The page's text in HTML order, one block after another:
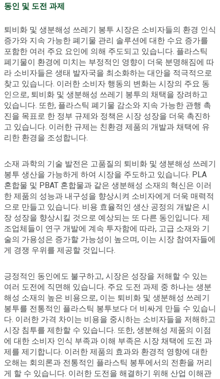
동인 및 도전 과제
퇴비화 및 생분해성 쓰레기 봉투 시장은 소비자들의 환경 인식
증가와 지속 가능한 폐기물 관리 솔루션에 대한 수요 증가를
포함한 여러 주요 요인에 의해 주도되고 있습니다. 플라스틱
폐기물이 환경에 미치는 부정적인 영향이 더욱 분명해짐에 따
라 소비자들은 생태 발자국을 최소화하는 대안을 적극적으로
찾고 있습니다. 이러한 소비자 행동의 변화는 시장의 주요 동
인으로, 퇴비화 및 생분해성 쓰레기 봉투의 채택을 장려하고
있습니다. 또한, 플라스틱 폐기물 감소와 지속 가능한 관행 촉
진을 목표로 한 정부 규제와 정책은 시장 성장을 더욱 촉진하
고 있습니다. 이러한 규제는 친환경 제품의 개발과 채택에 유
리한 환경을 조성합니다.
소재 과학의 기술 발전은 고품질의 퇴비화 및 생분해성 쓰레기
봉투 생산을 가능하게 하여 시장을 주도하고 있습니다. PLA
혼합물 및 PBAT 혼합물과 같은 생분해성 소재의 혁신은 이러
한 제품의 성능과 내구성을 향상시켜 소비자에게 더욱 매력적
으로 만들고 있습니다. 비용 효율적인 생산 공정의 개발은 시
장 성장을 향상시킬 것으로 예상되는 또 다른 동인입니다. 제
조업체들이 연구 개발에 계속 투자함에 따라, 고급 소재와 기
술의 가용성은 증가할 가능성이 높으며, 이는 시장 참여자들에
게 경쟁 우위를 제공할 것입니다.
긍정적인 동인에도 불구하고, 시장은 성장을 저해할 수 있는
여러 도전에 직면해 있습니다. 주요 도전 과제 중 하나는 생분
해성 소재의 높은 비용으로, 이는 퇴비화 및 생분해성 쓰레기
봉투를 전통적인 플라스틱 봉투보다 더 비싸게 만들 수 있습니
다. 이러한 가격 차이는 비용을 중시하는 소비자들을 저해하고
시장 침투를 제한할 수 있습니다. 또한, 생분해성 제품의 이점
에 대한 소비자 인식 부족과 이해 부족은 시장 채택에 도전 과
제를 제기합니다. 이러한 제품의 효과와 환경적 영향에 대한
오해는 회의론과 전통적인 플라스틱 봉투에서의 전환을 꺼리
게 할 수 있습니다. 이러한 도전을 해결하기 위해 산업 이해관